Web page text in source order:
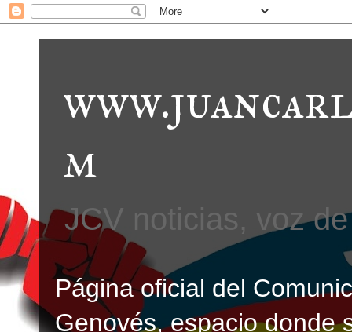
m
JCV noticias, voz
Página oficial del
Genovés, espacio donde